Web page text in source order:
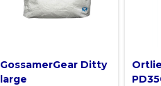
GossamerGear Ditty
large